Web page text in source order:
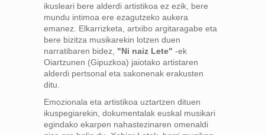
ikusleari bere alderdi artistikoa ez ezik, bere
mundu intimoa ere ezagutzeko aukera
emanez. Elkarrizketa, artxibo argitaragabe eta
bere bizitza musikarekin lotzen duen
narratibaren bidez, "Ni naiz Lete" -ek
Oiartzunen (Gipuzkoa) jaiotako artistaren
alderdi pertsonal eta sakonenak erakusten
ditu.
Emozionala eta artistikoa uztartzen dituen
ikuspegiarekin, dokumentalak euskal musikari
egindako ekarpen nahastezinaren omenaldi